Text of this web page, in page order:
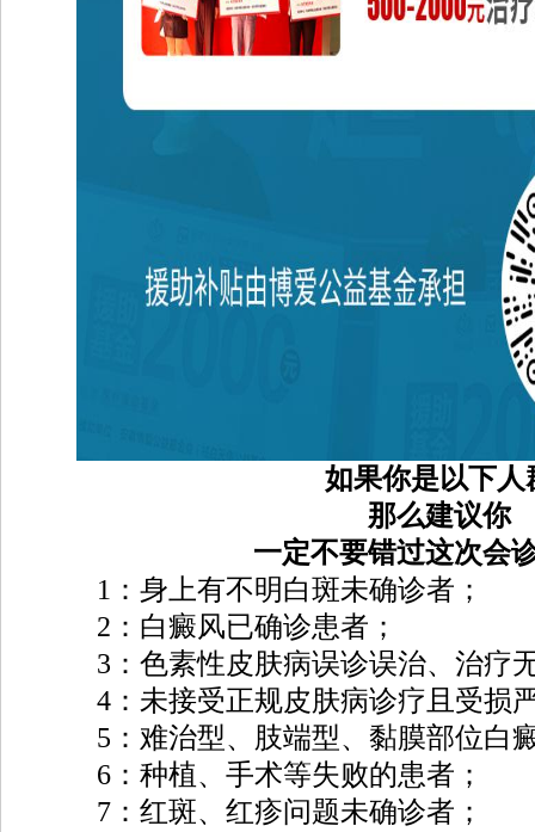
如果你是以下人
那么建议你
一定不要错过这次会
1：身上有不明白斑未确诊者；
2：白癜风已确诊患者；
3：色素性皮肤病误诊误治、治疗
4：未接受正规皮肤病诊疗且受损
5：难治型、肢端型、黏膜部位白
6：种植、手术等失败的患者；
7：红斑、红疹问题未确诊者；